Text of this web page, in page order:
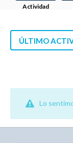
Actividad
ÚLTIMO
Lo